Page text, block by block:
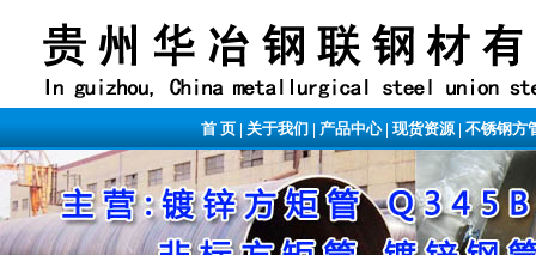
首 页|关于我们|产品中心|现货资源|不锈钢方